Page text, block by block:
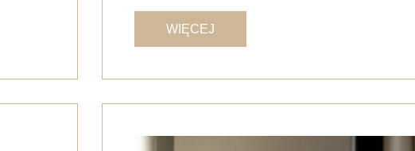
WIĘCEJ